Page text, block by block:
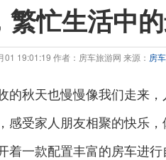
忙生活中
01 19:01:19 作者：房车旅游网 来源： 房
的秋天也慢慢像我们走来
感受家人朋友相聚的快乐
一款配置丰富的房车进行